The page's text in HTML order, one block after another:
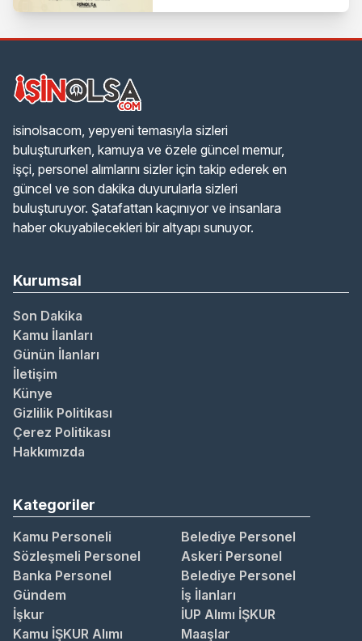
ÖSYM Erişime Açtı
isinolsacom, yepyeni temasıyla sizleri
buluştururken, kamuya ve özele güncel memur,
işçi, personel alımlarını sizler için takip ederek en
güncel ve son dakika duyurularla sizleri
buluşturuyor. Şatafattan kaçınıyor ve insanlara
haber okuyabilecekleri bir altyapı sunuyor.
Kurumsal
Son Dakika
Kamu İlanları
Günün İlanları
İletişim
Künye
Gizlilik Politikası
Çerez Politikası
Hakkımızda
Kategoriler
Kamu Personeli
Belediye Personel
Sözleşmeli Personel
Askeri Personel
Banka Personel
Belediye Personel
Gündem
İş İlanları
İşkur
İUP Alımı İŞKUR
Kamu İŞKUR Alımı
Maaşlar